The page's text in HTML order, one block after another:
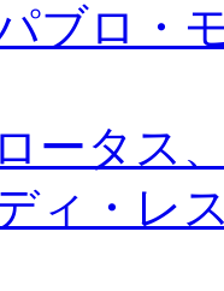
ブロ・
ータス
ィ・レ